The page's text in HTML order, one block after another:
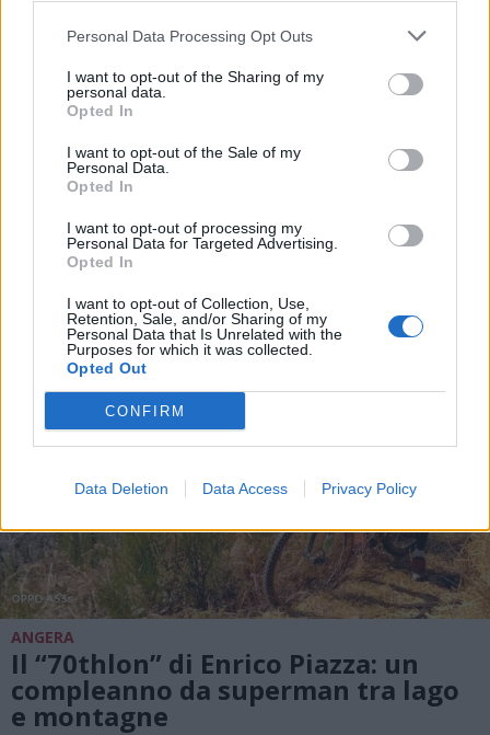
Personal Data Processing Opt Outs
I want to opt-out of the Sharing of my
personal data.
Opted In
I want to opt-out of the Sale of my
Personal Data.
Opted In
I want to opt-out of processing my
Personal Data for Targeted Advertising.
Opted In
I want to opt-out of Collection, Use,
Retention, Sale, and/or Sharing of my
Personal Data that Is Unrelated with the
Purposes for which it was collected.
Opted Out
CONFIRM
Data Deletion Data Access Privacy Policy
ALTRE NOTIZIE DI ANGERA
ANGERA
Il “70thlon” di Enrico Piazza: un
compleanno da superman tra lago
e montagne